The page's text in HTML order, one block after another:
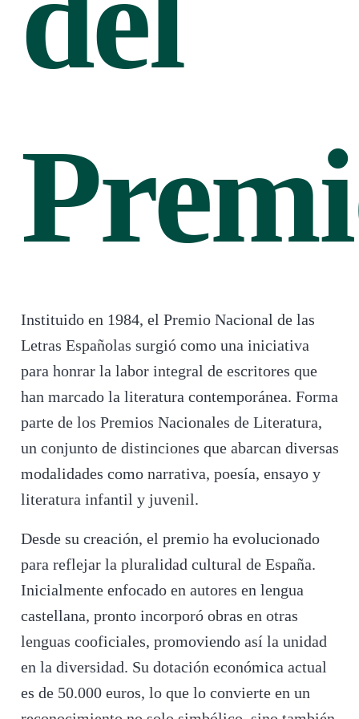
Instituido en 1984, el Premio Nacional de las
Letras Españolas surgió como una iniciativa
para honrar la labor integral de escritores que
han marcado la literatura contemporánea. Forma
parte de los Premios Nacionales de Literatura,
un conjunto de distinciones que abarcan diversas
modalidades como narrativa, poesía, ensayo y
literatura infantil y juvenil.
Desde su creación, el premio ha evolucionado
para reflejar la pluralidad cultural de España.
Inicialmente enfocado en autores en lengua
castellana, pronto incorporó obras en otras
lenguas cooficiales, promoviendo así la unidad
en la diversidad. Su dotación económica actual
es de 50.000 euros, lo que lo convierte en un